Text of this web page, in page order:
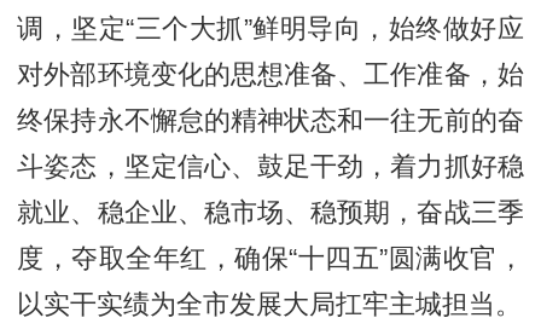
调，坚定“三个大抓”鲜明导向，始终做好应
对外部环境变化的思想准备、工作准备，始
终保持永不懈怠的精神状态和一往无前的奋
斗姿态，坚定信心、鼓足干劲，着力抓好稳
就业、稳企业、稳市场、稳预期，奋战三季
度，夺取全年红，确保“十四五”圆满收官，
以实干实绩为全市发展大局扛牢主城担当。